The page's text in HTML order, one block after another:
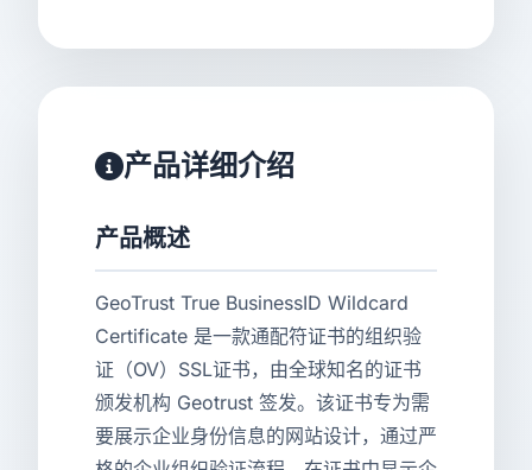
产品详细介绍
产品概述
GeoTrust True BusinessID Wildcard
Certificate 是一款通配符证书的组织验
证（OV）SSL证书，由全球知名的证书
颁发机构 Geotrust 签发。该证书专为需
要展示企业身份信息的网站设计，通过严